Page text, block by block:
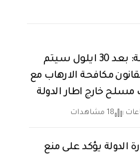
ادارة الدولة: بعد 30 ايلول سيتم
مكافحة الارهاب مع
خارج اطار الدولة
18 مشاهدات
الدولة يؤكد على منع